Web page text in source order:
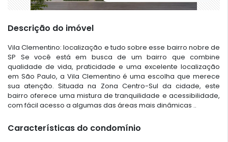
Descrição do imóvel
Vila Clementino: localização e tudo sobre esse bairro nobre de
SP Se você está em busca de um bairro que combine
qualidade de vida, praticidade e uma excelente localização
em São Paulo, a Vila Clementino é uma escolha que merece
sua atenção. Situada na Zona Centro-Sul da cidade, este
bairro oferece uma mistura de tranquilidade e acessibilidade,
com fácil acesso a algumas das áreas mais dinâmicas ..
Características do condomínio